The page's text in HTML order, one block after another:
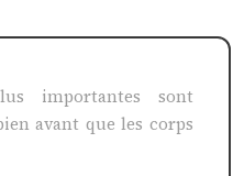
importantes sont
avant que les corps